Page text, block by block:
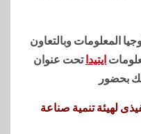
المعلومات وبالتعاون
ايتيداتحت عنوان
بحضور
لهيئة تنمية صناعة